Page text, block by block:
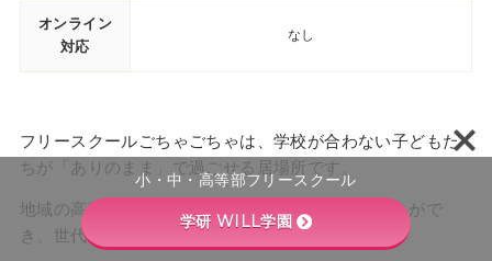
オンライン
対応
なし
フリースクールごちゃごちゃは、学校が合わない子どもた
ちが「ありのまま」で過ごせる居場所です。
地域の高齢者や障害のある方とも自然に関わることがで
き、世代や背景を超えた交流が魅力です。
小・中・高等部フリースクール
学研 WILL学園